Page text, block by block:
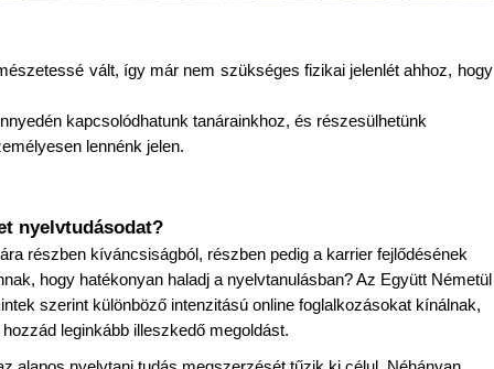
vált, így már nem szükséges fizikai jelenlét ahhoz, hogy
kapcsolódhatunk tanárainkhoz, és részesülhetünk
lennénk jelen.
nyelvtudásodat?
részben kíváncsiságból, részben pedig a karrier fejlődésének
hogy hatékonyan haladj a nyelvtanulásban? Az Együtt Németül
szerint különböző intenzitású online foglalkozásokat kínálnak,
leginkább illeszkedő megoldást.